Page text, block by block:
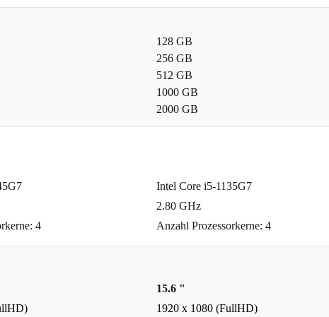
der
Zug
128 GB
256 GB
512 GB
1000 GB
2000 GB
4
Intel Core i5-1135G7
2.80 GHz
Anzahl Prozessorkerne: 4
15.6 "
1920 x 1080 (FullHD)